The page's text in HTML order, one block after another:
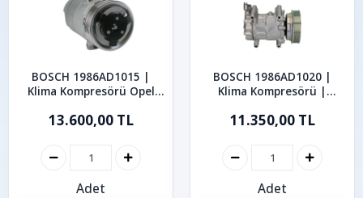
BOSCH 1986AD1015 |
Klima Kompresörü Opel
CDTI 2009-2017
13.600,00 TL
Adet
BOSCH 1986AD1020 |
Klima Kompresörü |
Kangoo Modus Twingo
11.350,00 TL
Adet